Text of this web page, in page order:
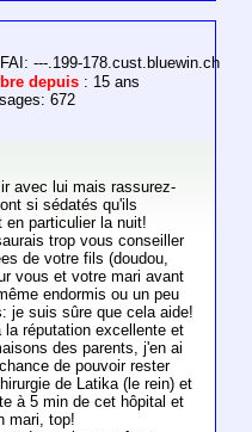
---.199-178.cust.bluewin.ch
depuis : 15 ans
672
avec lui mais rassurez-
si sédatés qu'ils
en particulier la nuit!
trop vous conseiller
de votre fils (doudou,
vous et votre mari avant
endormis ou un peu
je suis sûre que cela aide!
réputation excellente et
des parents, j'en ai
de pouvoir rester
de Latika (le rein) et
à 5 min de cet hôpital et
mari, top!